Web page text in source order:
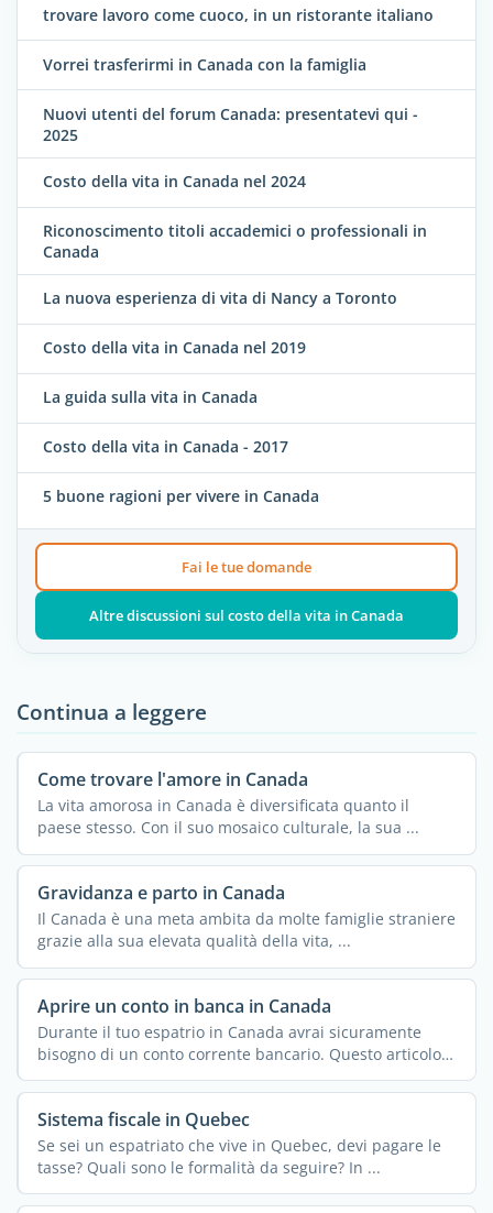
trovare lavoro come cuoco, in un ristorante italiano
Vorrei trasferirmi in Canada con la famiglia
Nuovi utenti del forum Canada: presentatevi qui -
2025
Costo della vita in Canada nel 2024
Riconoscimento titoli accademici o professionali in
Canada
La nuova esperienza di vita di Nancy a Toronto
Costo della vita in Canada nel 2019
La guida sulla vita in Canada
Costo della vita in Canada - 2017
5 buone ragioni per vivere in Canada
Fai le tue domande
Altre discussioni sul costo della vita in Canada
Continua a leggere
Come trovare l'amore in Canada
La vita amorosa in Canada è diversificata quanto il
paese stesso. Con il suo mosaico culturale, la sua ...
Gravidanza e parto in Canada
Il Canada è una meta ambita da molte famiglie straniere
grazie alla sua elevata qualità della vita, ...
Aprire un conto in banca in Canada
Durante il tuo espatrio in Canada avrai sicuramente
bisogno di un conto corrente bancario. Questo articolo ti
...
Sistema fiscale in Quebec
Se sei un espatriato che vive in Quebec, devi pagare le
tasse? Quali sono le formalità da seguire? In ...